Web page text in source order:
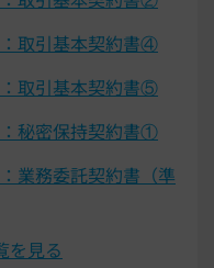
取引基本契約書④
取引基本契約書⑤
秘密保持契約書①
業務委託契約書（準
を見る